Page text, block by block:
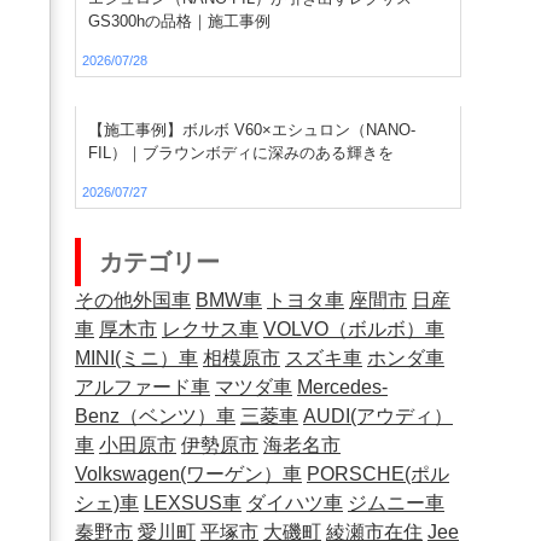
GS300hの品格｜施工事例
2026/07/28
【施工事例】ボルボ V60×エシュロン（NANO-
FIL）｜ブラウンボディに深みのある輝きを
2026/07/27
カテゴリー
その他外国車 BMW車 トヨタ車 座間市 日産
車 厚木市 レクサス車 VOLVO（ボルボ）車
MINI(ミニ）車 相模原市 スズキ車 ホンダ車
アルファード車 マツダ車 Mercedes-
Benz（ベンツ）車 三菱車 AUDI(アウディ）
車 小田原市 伊勢原市 海老名市
Volkswagen(ワーゲン）車 PORSCHE(ポル
シェ)車 LEXSUS車 ダイハツ車 ジムニー車
秦野市 愛川町 平塚市 大磯町 綾瀬市在住 Jee